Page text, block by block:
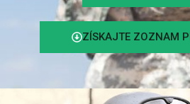
ZÍSKAJTE ZOZNAM